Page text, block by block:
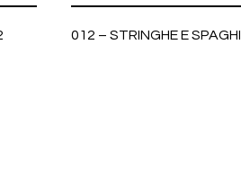
012 – STRINGHE E SPAGHI